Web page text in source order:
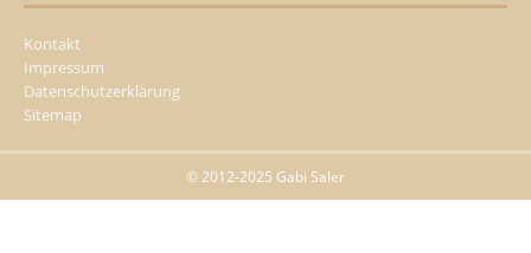
Kontakt
Impressum
Datenschutzerklärung
Sitemap
© 2012-2025 Gabi Saler